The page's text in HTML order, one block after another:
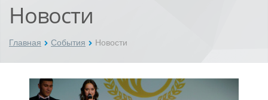
Новости
Главная События Новости